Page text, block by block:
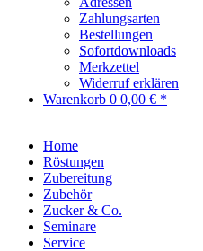
Zahlungsarten
Bestellungen
Sofortdownloads
Merkzettel
Widerruf erklären
Warenkorb 0 0,00 € *
Home
Röstungen
Zubereitung
Zubehör
Zucker & Co.
Seminare
Service